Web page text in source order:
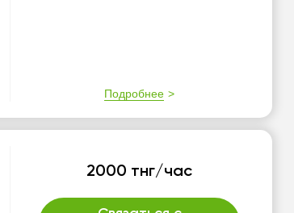
Подробнее
2000 тнг/час